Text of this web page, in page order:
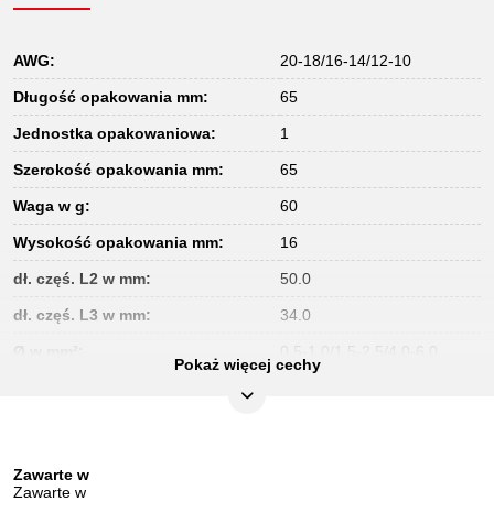
AWG: 20-18/16-14/12-10
Długość opakowania mm: 65
Jednostka opakowaniowa: 1
Szerokość opakowania mm: 65
Waga w g: 60
Wysokość opakowania mm: 16
dł. częś. L2 w mm: 50.0
dł. częś. L3 w mm: 34.0
Pokaż więcej cechy
Zawarte w
Zawarte w